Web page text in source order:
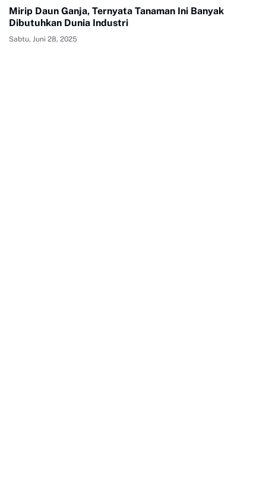
Mirip Daun Ganja, Ternyata Tanaman Ini Banyak
Dibutuhkan Dunia Industri
Sabtu, Juni 28, 2025